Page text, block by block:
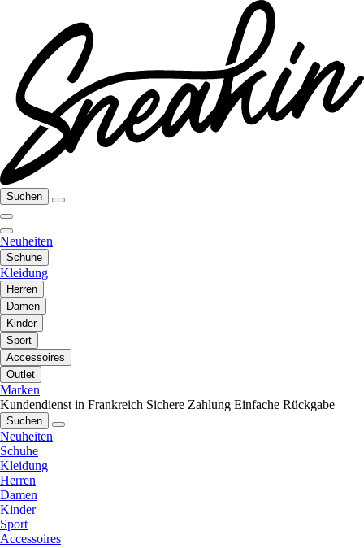
Suchen
Neuheiten
Schuhe
Kleidung
Herren
Damen
Kinder
Sport
Accessoires
Outlet
Marken
Kundendienst in Frankreich Sichere Zahlung Einfache Rückgabe
Suchen
Neuheiten
Schuhe
Kleidung
Herren
Damen
Kinder
Sport
Accessoires